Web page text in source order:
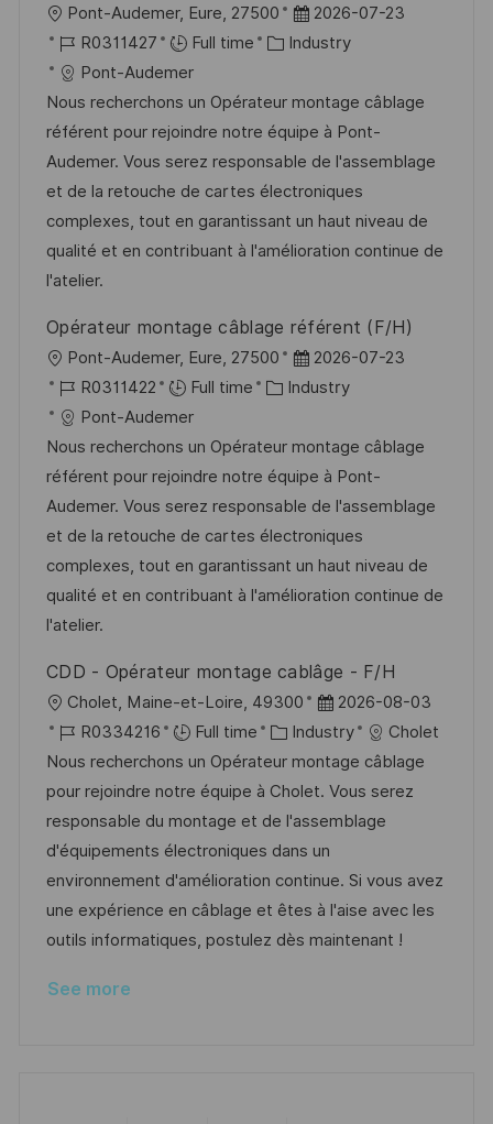
L
o
c
a
t
i
o
n
Pont-Audemer, Eure, 27500
P
o
t
e
d
D
a
t
2026-07-23
J
o
b
I
d
R0311427 Full time
C
t
e
g
o
r
y
Industry
Pont-Audemer
Nous recherchons un Opérateur montage câblage
référent pour rejoindre notre équipe à Pont-
Audemer. Vous serez responsable de l'assemblage
et de la retouche de cartes électroniques
complexes, tout en garantissant un haut niveau de
qualité et en contribuant à l'amélioration continue de
l'atelier.
Opérateur montage câblage référent (F/H)
L
o
c
a
t
i
o
n
Pont-Audemer, Eure, 27500
P
o
t
e
d
D
a
t
2026-07-23
J
o
b
I
d
R0311422 Full time
C
t
e
g
o
r
y
Industry
Pont-Audemer
Nous recherchons un Opérateur montage câblage
référent pour rejoindre notre équipe à Pont-
Audemer. Vous serez responsable de l'assemblage
et de la retouche de cartes électroniques
complexes, tout en garantissant un haut niveau de
qualité et en contribuant à l'amélioration continue de
l'atelier.
CDD - Opérateur montage cablâge - F/H
L
o
c
a
t
i
o
n
Cholet, Maine-et-Loire, 49300
P
o
s
t
e
d
D
a
t
2026-08-03
J
o
b
I
d
R0334216 Full time
C
a
t
e
g
o
r
y
Industry
Cholet
Nous recherchons un Opérateur montage câblage
pour rejoindre notre équipe à Cholet. Vous serez
responsable du montage et de l'assemblage
d'équipements électroniques dans un
environnement d'amélioration continue. Si vous avez
une expérience en câblage et êtes à l'aise avec les
outils informatiques, postulez dès maintenant !
See more